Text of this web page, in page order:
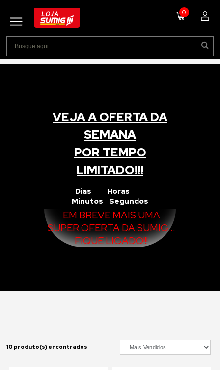
0
VEJA A OFERTA DA
SEMANA
POR TEMPO
LIMITADO!!!
Dias Horas
Minutos Segundos
EM BREVE MAIS UMA
SUPER OFERTA DA SUMIG...
FIQUE LIGADO!!!
10